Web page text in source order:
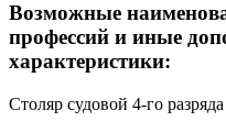
Возможные
профессий и иные
характеристики:
Столяр судовой 4-го